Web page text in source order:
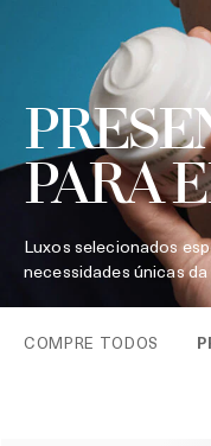
PARA
Luxos selecionados
necessidades únicas
COMPRE TODOS